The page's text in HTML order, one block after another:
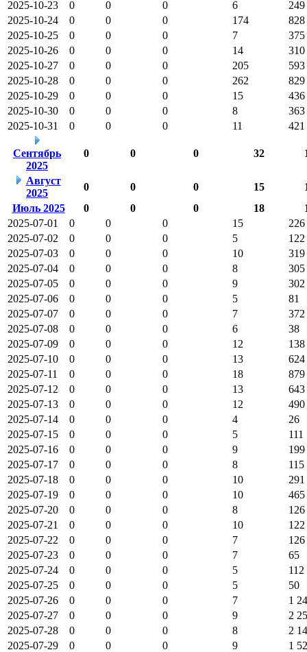
2025-10-23
0 0 0 6
249
2025-10-24
0 0 0 174
828
2025-10-25
0 0 0 7
375
2025-10-26
0 0 0 14
310
2025-10-27
0 0 0 205
593
2025-10-28
0 0 0 262
829
2025-10-29
0 0 0 15
436
2025-10-30
0 0 0 8
363
2025-10-31
0 0 0 11 421
Сентябрь
2025
0 0 0 32
Август
2025
0 0 0 15
Июль 2025
0 0 0 18
2025-07-01
0 0 0 15
226
2025-07-02
0 0 0 5
122
2025-07-03
0 0 0 10
319
2025-07-04
0 0 0 8
305
2025-07-05
0 0 0 9
302
2025-07-06
0 0 0 5
81
2025-07-07
0 0 0 7
372
2025-07-08
0 0 0 6
38
2025-07-09
0 0 0 12
138
2025-07-10
0 0 0 13
624
2025-07-11
0 0 0 18
879
2025-07-12
0 0 0 13
643
2025-07-13
0 0 0 12
490
2025-07-14
0 0 0 4
26
2025-07-15
0 0 0 5
111
2025-07-16
0 0 0 9
199
2025-07-17
0 0 0 8
115
2025-07-18
0 0 0 10
291
2025-07-19
0 0 0 10
465
2025-07-20
0 0 0 8
126
2025-07-21
0 0 0 10
122
2025-07-22
0 0 0 7
126
2025-07-23
0 0 0 7
65
2025-07-24
0 0 0 5
112
2025-07-25
0 0 0 5
50
2025-07-26
0 0 0 7
1
2025-07-27
0 0 0 9
2
2025-07-28
0 0 0 8
2
2025-07-29
0 0 0 9
1